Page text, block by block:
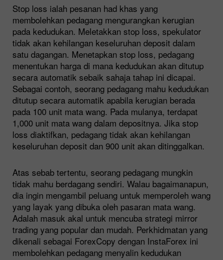
Stop loss ialah pesanan had khas yang
membolehkan pedagang mengurangkan kerugian
pada kedudukan. Meletakkan stop loss, spekulator
tidak akan kehilangan keseluruhan deposit dalam
satu dagangan. Menetapkan stop loss, pedagang
menentukan harga di mana kedudukan akan ditutup
secara automatik sebaik sahaja tahap ini dicapai.
Sebagai contoh, seorang pedagang mahu kedudukan
ditutup secara automatik apabila kerugian berada
pada 100 unit mata wang. Pada mulanya, terdapat
1,000 unit mata wang dalam depositnya. Jika stop
loss diaktifkan, pedagang tidak akan kehilangan
keseluruhan deposit dan 900 unit akan ditinggalkan.
Atas sebab tertentu, seorang pedagang mungkin
tidak mahu berdagang sendiri. Walau bagaimanapun,
dia ingin mengambil peluang untuk memperoleh wang
yang layak yang dibuka oleh pasaran mata wang.
Adalah masuk akal untuk mencuba strategi mirror
trading yang popular dan mudah. Perkhidmatan yang
dikenali sebagai ForexCopy dengan InstaForex ini
membolehkan pedagang menyalin kedudukan